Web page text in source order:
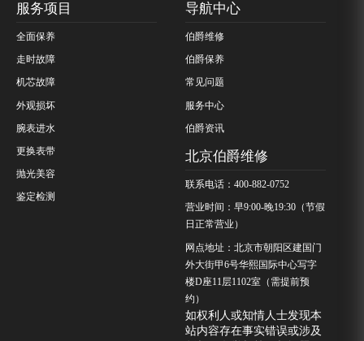
服务项目
全面保养
走时故障
机芯故障
外观损坏
腕表进水
更换表带
抛光美容
鉴定检测
导航中心
伯爵维修
伯爵保养
常见问题
服务中心
伯爵资讯
北京伯爵维修
联系电话：400-882-0752
营业时间：早9:00-晚19:30（节假
日正常营业）
网点地址：北京市朝阳区建国门
外大街甲6号华熙国际中心写字
楼D座11层1102室（需提前预
约）
如权利人或知情人士发现本
站内容存在事实错误或涉及